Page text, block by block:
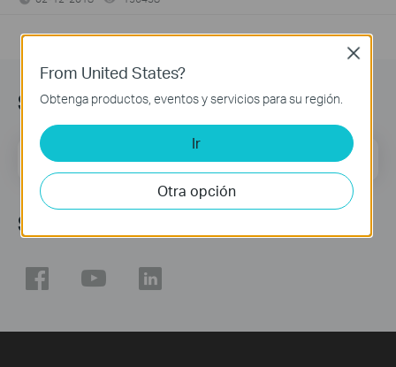
Suscripción
Dirección de correo Regístrate
Síguenos
From United States?
Obtenga productos, eventos y servicios para su región.
Ir
Otra opción
Close